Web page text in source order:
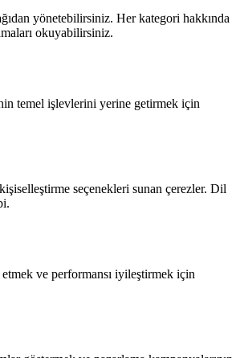
yönetebilirsiniz. Her kategori hakkında
okuyabilirsiniz.
temel işlevlerini yerine getirmek için
seçenekleri sunan çerezler. Dil
etmek ve performansı iyileştirmek için